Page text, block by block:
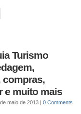
Turismo
compras,
e muito mais
maio de 2013 0 Comments